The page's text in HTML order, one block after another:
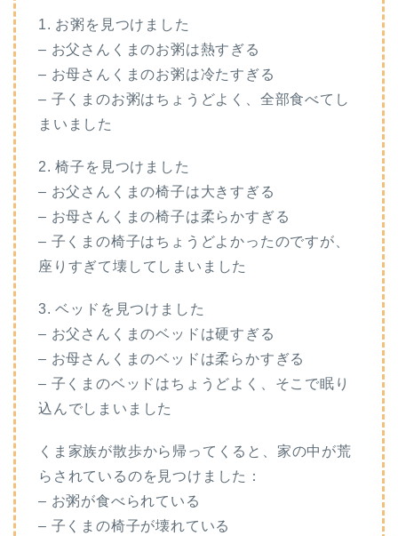
1. お粥を見つけました
– お父さんくまのお粥は熱すぎる
– お母さんくまのお粥は冷たすぎる
– 子くまのお粥はちょうどよく、全部食べてし
まいました
2. 椅子を見つけました
– お父さんくまの椅子は大きすぎる
– お母さんくまの椅子は柔らかすぎる
– 子くまの椅子はちょうどよかったのですが、
座りすぎて壊してしまいました
3. ベッドを見つけました
– お父さんくまのベッドは硬すぎる
– お母さんくまのベッドは柔らかすぎる
– 子くまのベッドはちょうどよく、そこで眠り
込んでしまいました
くま家族が散歩から帰ってくると、家の中が荒
らされているのを見つけました：
– お粥が食べられている
– 子くまの椅子が壊れている